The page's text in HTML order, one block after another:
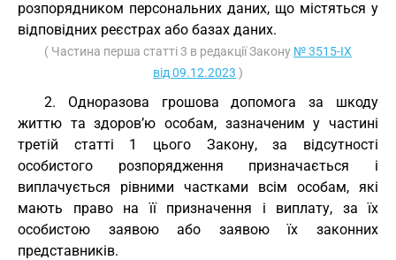
розпорядником персональних даних, що містяться у
відповідних реєстрах або базах даних.
( Частина перша статті 3 в редакції Закону № 3515-IX
від 09.12.2023 )
2. Одноразова грошова допомога за шкоду
життю та здоров’ю особам, зазначеним у частині
третій статті 1 цього Закону, за відсутності
особистого розпорядження призначається і
виплачується рівними частками всім особам, які
мають право на її призначення і виплату, за їх
особистою заявою або заявою їх законних
представників.